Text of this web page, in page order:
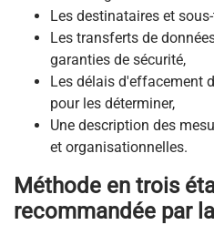
Les destinataires et
Les transferts de
garanties de sécurité,
Les délais d'effacement
pour les déterminer,
Une description des
et organisationnelles.
Méthode en trois
recommandée par